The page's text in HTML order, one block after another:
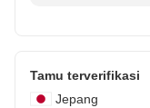
またのお越しを
Tamu terverifikasi
Jepang